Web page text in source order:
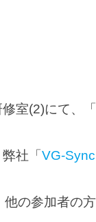
室(2)にて、
社「VG-
の参加者の